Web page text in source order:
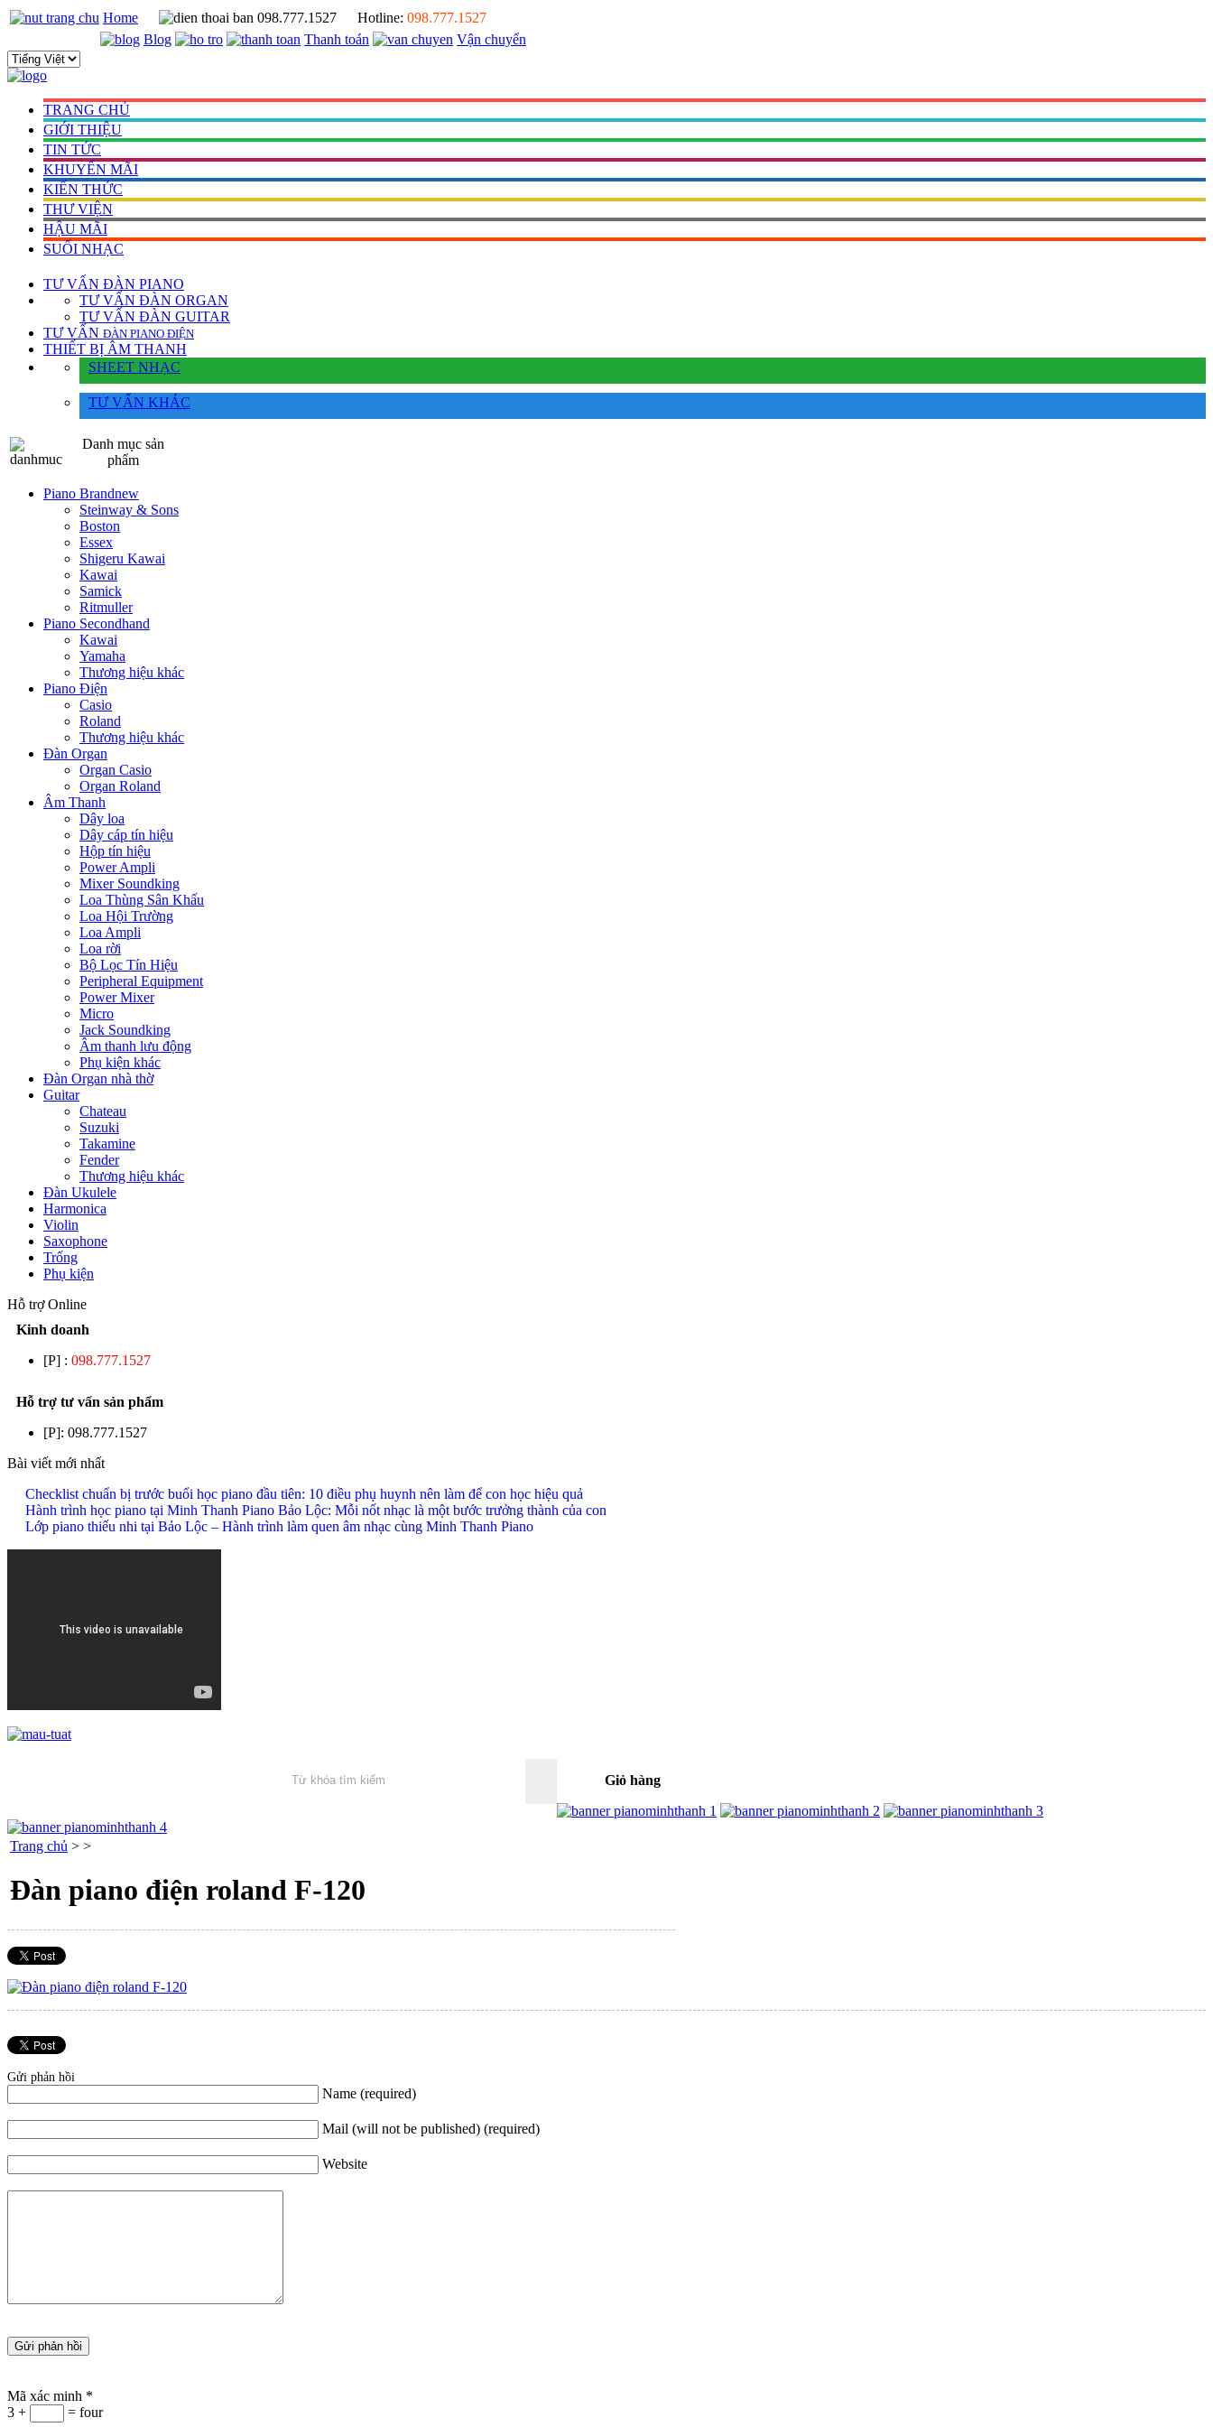
Home 098.777.1527 Hotline: 098.777.1527
Blog
Thanh toán Vận chuyển
TRANG CHỦ
GIỚI THIỆU
TIN TỨC
KHUYẾN MÃI
KIẾN THỨC
THƯ VIỆN
HẬU MÃI
SUỐI NHẠC
TƯ VẤN ĐÀN PIANO
TƯ VẤN ÐÀN ORGAN
TƯ VẤN ÐÀN GUITAR
TƯ VẤN ÐÀN PIANO ÐIỆN
THIẾT BỊ ÂM THANH
SHEET NHẠC
TƯ VẤN KHÁC
Danh mục sản
phẩm
Piano Brandnew
Steinway & Sons
Boston
Essex
Shigeru Kawai
Kawai
Samick
Ritmuller
Piano Secondhand
Kawai
Yamaha
Thương hiệu khác
Piano Điện
Casio
Roland
Thương hiệu khác
Đàn Organ
Organ Casio
Organ Roland
Âm Thanh
Dây loa
Dây cáp tín hiệu
Hộp tín hiệu
Power Ampli
Mixer Soundking
Loa Thùng Sân Khấu
Loa Hội Trường
Loa Ampli
Loa rời
Bộ Lọc Tín Hiệu
Peripheral Equipment
Power Mixer
Micro
Jack Soundking
Âm thanh lưu động
Phụ kiện khác
Đàn Organ nhà thờ
Guitar
Chateau
Suzuki
Takamine
Fender
Thương hiệu khác
Đàn Ukulele
Harmonica
Violin
Saxophone
Trống
Phụ kiện
Hỗ trợ Online
Kinh doanh
[P] : 098.777.1527
Hỗ trợ tư vấn sản phẩm
[P]: 098.777.1527
Bài viết mới nhất
Checklist chuẩn bị trước buổi học piano đầu tiên: 10 điều phụ huynh nên làm để con học hiệu quả
Hành trình học piano tại Minh Thanh Piano Bảo Lộc: Mỗi nốt nhạc là một bước trưởng thành của con
Lớp piano thiếu nhi tại Bảo Lộc – Hành trình làm quen âm nhạc cùng Minh Thanh Piano
Giỏ hàng
Trang chủ > >
Đàn piano điện roland F-120
Gửi phản hồi
Name (required)
Mail (will not be published) (required)
Website
Mã xác minh *
3 +
= four